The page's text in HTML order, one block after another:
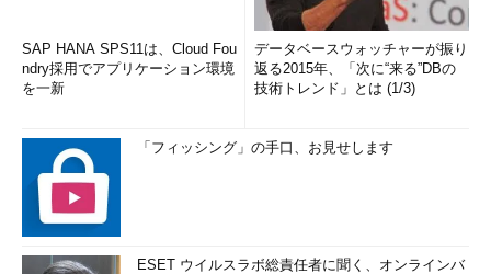
SAP HANA SPS11は、Cloud Fou
ndry採用でアプリケーション環境
を一新
データベースウォッチャーが振り
返る2015年、「次に“来る”DBの
技術トレンド」とは (1/3)
「フィッシング」の手口、お見せします
ESET ウイルスラボ総責任者に聞く、オンラインバ